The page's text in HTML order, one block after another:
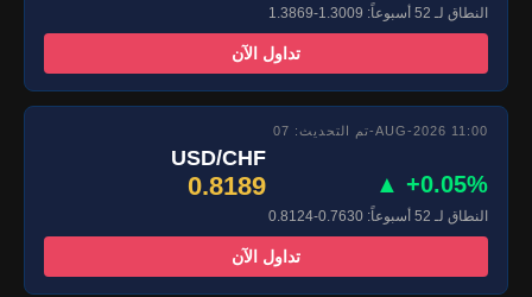
النطاق لـ 52 أسبوعاً: 1.3009-1.3869
تداول الآن
تم التحديث: 07-AUG-2026 11:00
USD/CHF
0.8189 ▲ +0.05%
النطاق لـ 52 أسبوعاً: 0.7630-0.8124
تداول الآن